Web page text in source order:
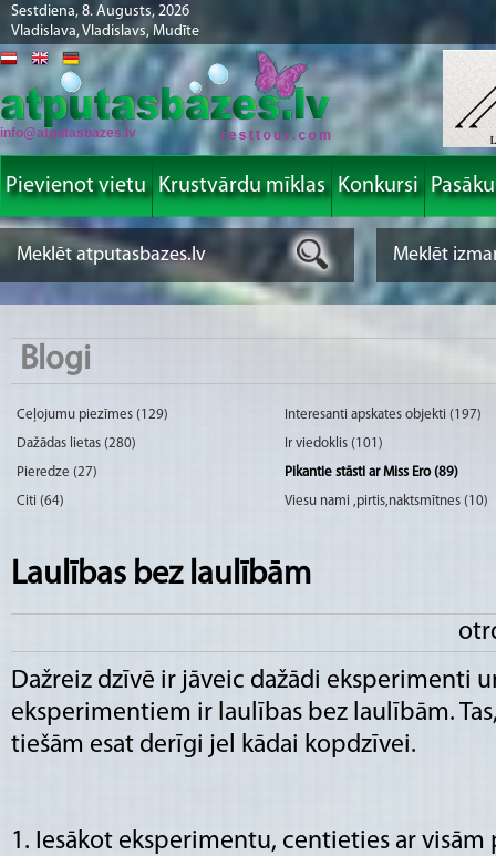
Sestdiena, 8. Augusts, 2026
Vladislava, Vladislavs, Mudīte
info@atputasbazes.lv
Pievienot vietu Krustvārdu mīklas Konkursi
Blogi
Ceļojumu piezīmes (129)
Interesanti apskates objekti (197)
Dažādas lietas (280)
Ir viedoklis (101)
Pieredze (27)
Pikantie stāsti ar Miss Ero (89)
Citi (64)
Viesu nami ,pirtis,naktsmītnes (10)
Laulības bez laulībām
Dažreiz dzīvē ir jāveic dažādi eksperimenti
eksperimentiem ir laulības bez laulībām.
tiešām esat derīgi jel kādai kopdzīvei.
1. Iesākot eksperimentu, centieties ar